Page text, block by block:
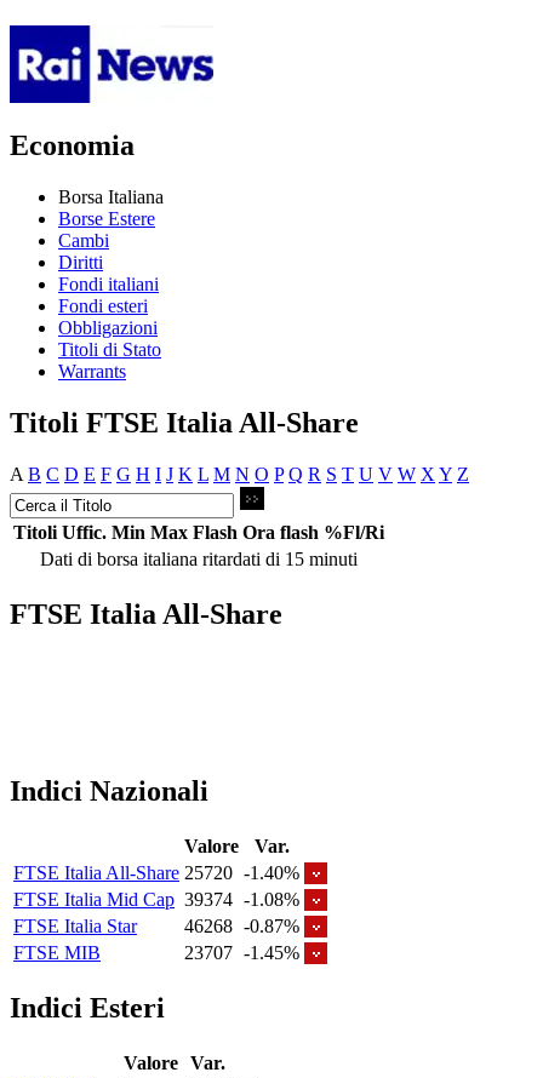
Economia
Borsa Italiana
Borse Estere
Cambi
Diritti
Fondi italiani
Fondi esteri
Obbligazioni
Titoli di Stato
Warrants
Titoli FTSE Italia All-Share
A B C D E F G H I J K L M N O P Q R S T U V W X Y Z
Titoli Uffic. Min Max Flash Ora flash %Fl/Ri
Dati di borsa italiana ritardati di 15 minuti
FTSE Italia All-Share
Indici Nazionali
Valore
Var.
FTSE Italia All-Share 25720 -1.40%
FTSE Italia Mid Cap 39374 -1.08%
FTSE Italia Star
46268 -0.87%
FTSE MIB
23707 -1.45%
Indici Esteri
Valore Var.